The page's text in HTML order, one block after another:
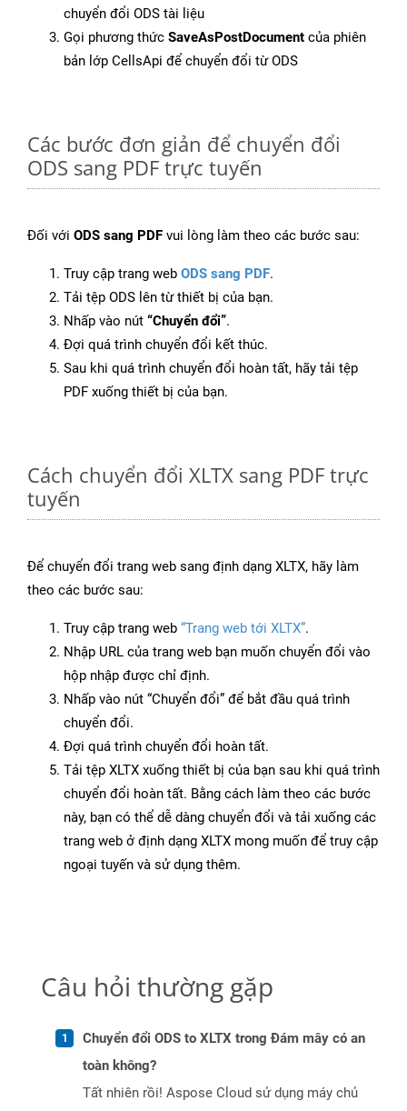
chuyển đổi ODS tài liệu
Gọi phương thức SaveAsPostDocument của phiên
bản lớp CellsApi để chuyển đổi từ ODS
Các bước đơn giản để chuyển đổi
ODS sang PDF trực tuyến
Đối với ODS sang PDF vui lòng làm theo các bước sau:
Truy cập trang web ODS sang PDF.
Tải tệp ODS lên từ thiết bị của bạn.
Nhấp vào nút “Chuyển đổi”.
Đợi quá trình chuyển đổi kết thúc.
Sau khi quá trình chuyển đổi hoàn tất, hãy tải tệp
PDF xuống thiết bị của bạn.
Cách chuyển đổi XLTX sang PDF trực
tuyến
Để chuyển đổi trang web sang định dạng XLTX, hãy làm
theo các bước sau:
Truy cập trang web “Trang web tới XLTX”.
Nhập URL của trang web bạn muốn chuyển đổi vào
hộp nhập được chỉ định.
Nhấp vào nút “Chuyển đổi” để bắt đầu quá trình
chuyển đổi.
Đợi quá trình chuyển đổi hoàn tất.
Tải tệp XLTX xuống thiết bị của bạn sau khi quá trình
chuyển đổi hoàn tất. Bằng cách làm theo các bước
này, bạn có thể dễ dàng chuyển đổi và tải xuống các
trang web ở định dạng XLTX mong muốn để truy cập
ngoại tuyến và sử dụng thêm.
Câu hỏi thường gặp
Chuyển đổi ODS to XLTX trong Đám mây có an
toàn không?
Tất nhiên rồi! Aspose Cloud sử dụng máy chủ